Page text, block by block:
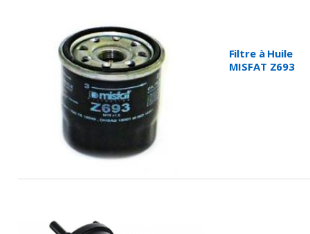
Filtre à Huile
MISFAT Z693